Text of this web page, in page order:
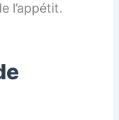
l’appétit.